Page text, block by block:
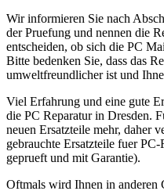
Wir informieren Sie nach
der Pruefung und nennen die
entscheiden, ob sich die PC
Bitte bedenken Sie, dass das
umweltfreundlicher ist und
Viel Erfahrung und eine gute
die PC Reparatur in Dresden.
neuen Ersatzteile mehr, daher
gebrauchte Ersatzteile fuer
geprueft und mit Garantie).
Oftmals wird Ihnen in anderen